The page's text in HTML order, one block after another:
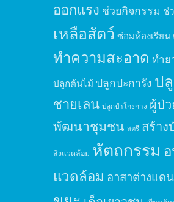
ออกแรง ช่วยกิจกรรม ช่
เหลือสัตว์ ซ่อมห้องเรียน
ทำความสะอาด ทำย
ปลูกต้นไม้ ปลูกปะการัง ป
ชายเลน ปลูกป่าโกงกาง ผู้ป่ว
พัฒนาชุมชน สตรี สร้า
สิ่งแวดล้อม หัตถกรรม
แวดล้อม อาสาต่างแดน